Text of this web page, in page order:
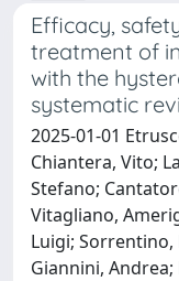
Efficacy,
treatment of
with the
systematic
2025-01-01
Chiantera, Vito;
Stefano;
Vitagliano,
Luigi; Sorrentino,
Giannini,